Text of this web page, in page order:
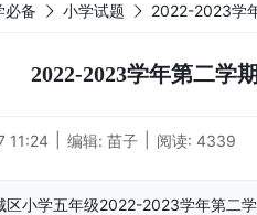
必备 小学试题 2022-2023学
2022-2023学年第二学
11:24 编辑: 苗子 阅读: 4339
区小学五年级2022-2023学年第二